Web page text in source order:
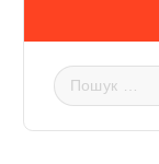
П
о
ш